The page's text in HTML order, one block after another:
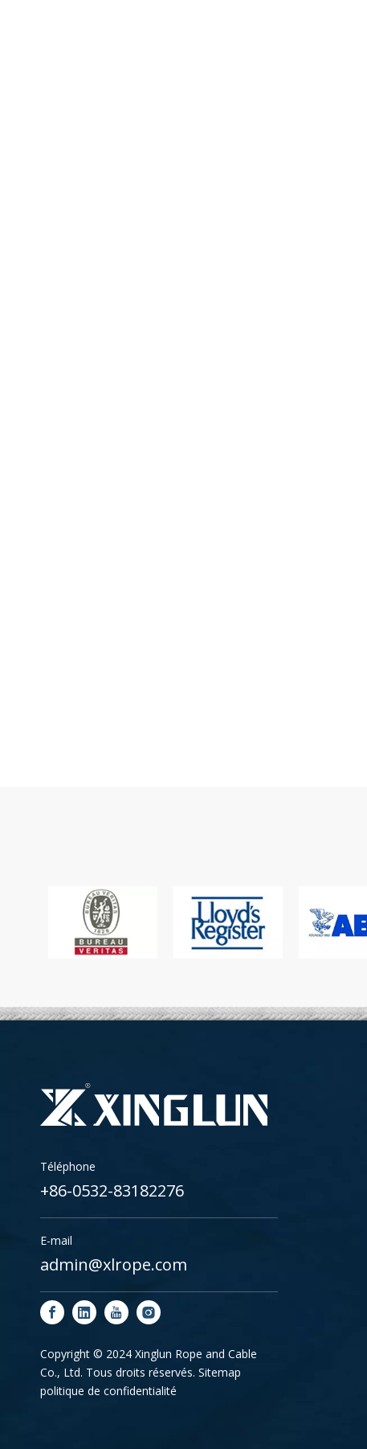
Téléphone
+86-0532-83182276
E-mail
admin@xlrope.com
Copyright © 2024 Xinglun Rope and Cable
Co., Ltd. Tous droits réservés. Sitemap
politique de confidentialité